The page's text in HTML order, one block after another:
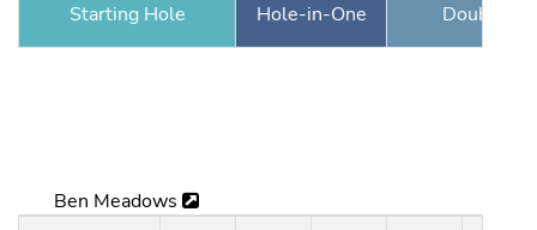
Starting Hole Hole-in-One Double
Ben Meadows